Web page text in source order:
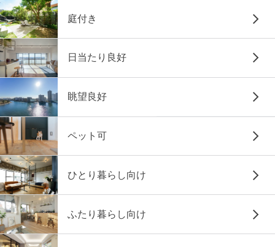
庭付き
日当たり良好
眺望良好
ペット可
ひとり暮らし向け
ふたり暮らし向け